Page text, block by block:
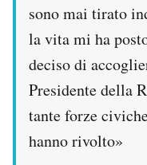
sono mai tirato
la vita mi ha
deciso di
Presidente della
tante forze
hanno rivolto»